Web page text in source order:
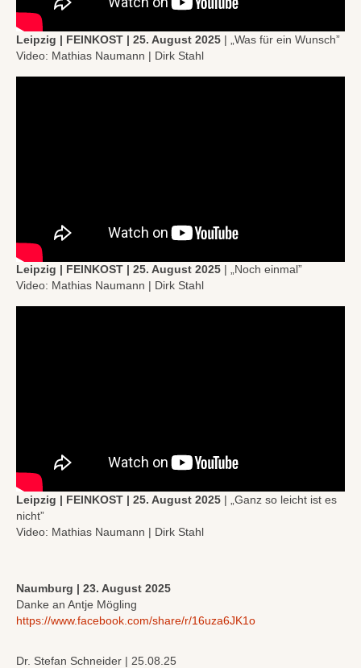
Leipzig | FEINKOST | 25. August 2025 | „Was für ein Wunsch”
Video: Mathias Naumann | Dirk Stahl
Leipzig | FEINKOST | 25. August 2025 | „Noch einmal”
Video: Mathias Naumann | Dirk Stahl
Leipzig | FEINKOST | 25. August 2025 | „Ganz so leicht ist es
nicht”
Video: Mathias Naumann | Dirk Stahl
Naumburg | 23. August 2025
Danke an Antje Mögling
https://www.facebook.com/share/r/16uza6JK1o
Dr. Stefan Schneider | 25.08.25